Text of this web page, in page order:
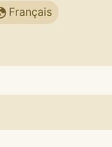
Français